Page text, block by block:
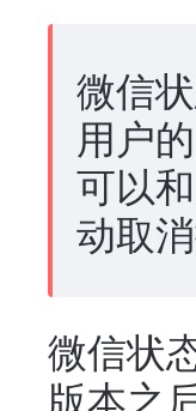
微信
用户
可以
动取
微信状
版本之